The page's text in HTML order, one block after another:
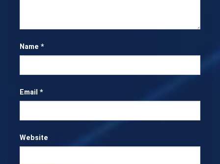
Name *
Email *
Website